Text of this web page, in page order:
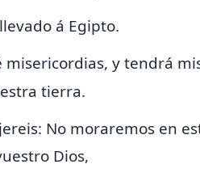
á Egipto.
misericordias, y tendrá
tierra.
No moraremos en
Dios,